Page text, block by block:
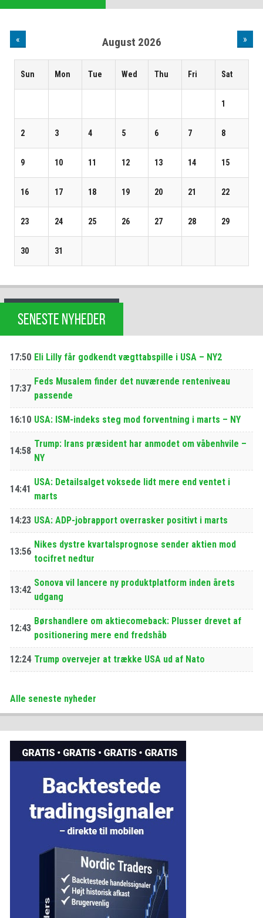
« August 2026 »
Sun Mon Tue Wed Thu Fri Sat
1
2 3 4 5 6 7 8
9 10 11 12 13 14 15
16 17 18 19 20 21 22
23 24 25 26 27 28 29
30 31
SENESTE NYHEDER
17:50 Eli Lilly får godkendt vægttabspille i USA – NY2
17:37
Feds Musalem finder det nuværende renteniveau
passende
16:10 USA: ISM-indeks steg mod forventning i marts – NY
14:58
Trump: Irans præsident har anmodet om våbenhvile –
NY
14:41
USA: Detailsalget voksede lidt mere end ventet i
marts
14:23 USA: ADP-jobrapport overrasker positivt i marts
13:56
Nikes dystre kvartalsprognose sender aktien mod
tocifret nedtur
13:42
Sonova vil lancere ny produktplatform inden årets
udgang
12:43
Børshandlere om aktiecomeback: Plusser drevet af
positionering mere end fredshåb
12:24 Trump overvejer at trække USA ud af Nato
Alle seneste nyheder